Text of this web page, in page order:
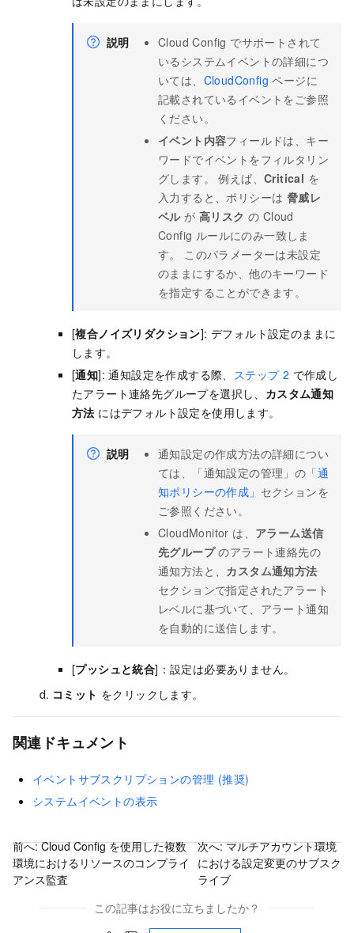
説明
Cloud Config でサポートされて
いるシステムイベントの詳細につ
いては、 CloudConfig ページに
記載されているイベントをご参照
ください。
イベント内容フィールドは、キー
ワードでイベントをフィルタリン
グします。 例えば、 Critical を
入力すると、ポリシーは 脅威レ
ベルが高リスク の Cloud
Config ルールにのみ一致しま
す。 このパラメーターは未設定
のままにするか、他のキーワード
を指定することができます。
[複合ノイズリダクション]: デフォルト設定のままに
します。
[通知]:通知設定を作成する際、 ステップ 2 で作成し
たアラート連絡先グループを選択し、 カスタム通知
方法 にはデフォルト設定を使用します。
説明
通知設定の作成方法の詳細につい
ては、「通知設定の管理」の「通
知ポリシーの作成 」セクションを
ご参照ください。
CloudMonitor は、 アラーム送信
先グループのアラート連絡先の
通知方法と、 カスタム通知方法
セクションで指定されたアラート
レベルに基づいて、アラート通知
を自動的に送信します。
[プッシュと統合]：設定は必要ありません。
コミット をクリックします。
関連ドキュメント
イベントサブスクリプションの管理 (推奨)
システムイベントの表示
前へ:Cloud Config を使用した複数
環境におけるリソースのコンプライ
アンス監査
次へ:マルチアカウント環境
における設定変更のサブスク
ライブ
この記事はお役に立ちましたか？